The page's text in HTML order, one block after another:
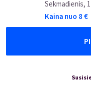
Sekmadienis,
Kaina nuo 8 €